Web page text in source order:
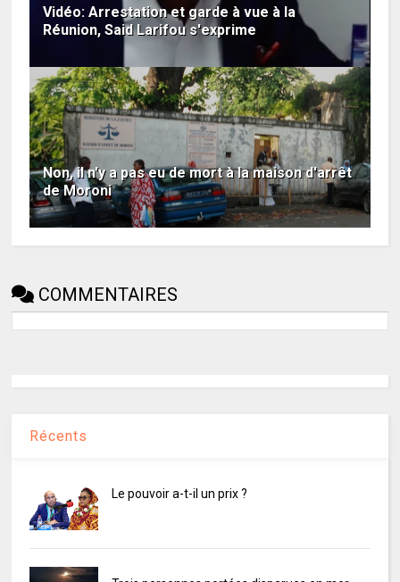
Vidéo: Arrestation et garde à vue à la
Réunion, Said Larifou s'exprime
Non, il n'y a pas eu de mort à la maison d'arrêt
de Moroni
COMMENTAIRES
Récents
Le pouvoir a-t-il un prix ?